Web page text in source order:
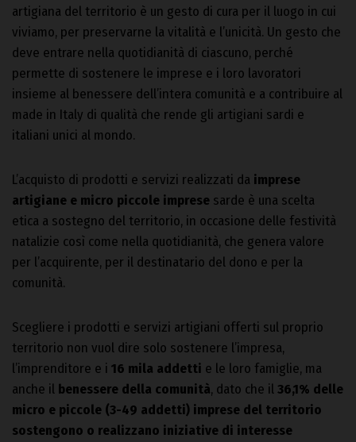
artigiana del territorio è un gesto di cura per il luogo in cui
viviamo, per preservarne la vitalità e l’unicità. Un gesto che
deve entrare nella quotidianità di ciascuno, perché
permette di sostenere le imprese e i loro lavoratori
insieme al benessere dell’intera comunità e a contribuire al
made in Italy di qualità che rende gli artigiani sardi e
italiani unici al mondo.
L’acquisto di prodotti e servizi realizzati da imprese
artigiane e micro piccole imprese sarde è una scelta
etica a sostegno del territorio, in occasione delle festività
natalizie così come nella quotidianità, che genera valore
per l’acquirente, per il destinatario del dono e per la
comunità.
Scegliere i prodotti e servizi artigiani offerti sul proprio
territorio non vuol dire solo sostenere l’impresa,
l’imprenditore e i 16 mila addetti e le loro famiglie, ma
anche il benessere della comunità, dato che il36,1% delle
micro e piccole (3-49 addetti) imprese del territorio
sostengono o realizzano iniziative di interesse